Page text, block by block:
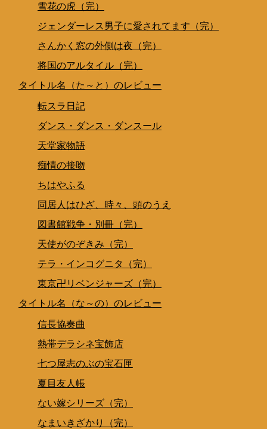
雪花の虎（完）
ジェンダーレス男子に愛されてます（完）
さんかく窓の外側は夜（完）
将国のアルタイル（完）
タイトル名（た～と）のレビュー
転スラ日記
ダンス・ダンス・ダンスール
天堂家物語
痴情の接吻
ちはやふる
同居人はひざ、時々、頭のうえ
図書館戦争・別冊（完）
天使がのぞきみ（完）
テラ・インコグニタ（完）
東京卍リベンジャーズ（完）
タイトル名（な～の）のレビュー
信長協奏曲
熱帯デラシネ宝飾店
七つ屋志のぶの宝石匣
夏目友人帳
ない嫁シリーズ（完）
なまいきざかり（完）